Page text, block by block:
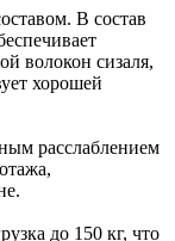
В состав
волокон сизаля,
хорошей
расслаблением
до 150 кг, что